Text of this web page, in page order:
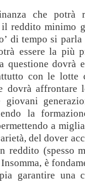
che potrà
reddito minimo
di tempo si
essere la più
questione dovrà
con le lotte
dovrà affrontare
giovani
la
a
del dover
reddito (spesso
è
garantire una